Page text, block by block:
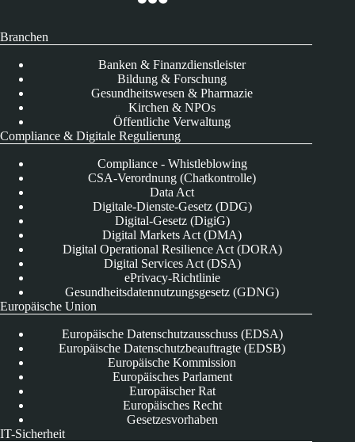
Branchen
Banken & Finanzdienstleister
Bildung & Forschung
Gesundheitswesen & Pharmazie
Kirchen & NPOs
Öffentliche Verwaltung
Compliance & Digitale Regulierung
Compliance - Whistleblowing
CSA-Verordnung (Chatkontrolle)
Data Act
Digitale-Dienste-Gesetz (DDG)
Digital-Gesetz (DigiG)
Digital Markets Act (DMA)
Digital Operational Resilience Act (DORA)
Digital Services Act (DSA)
ePrivacy-Richtlinie
Gesundheitsdatennutzungsgesetz (GDNG)
Europäische Union
Europäische Datenschutzausschuss (EDSA)
Europäische Datenschutzbeauftragte (EDSB)
Europäische Kommission
Europäisches Parlament
Europäischer Rat
Europäisches Recht
Gesetzesvorhaben
IT-Sicherheit